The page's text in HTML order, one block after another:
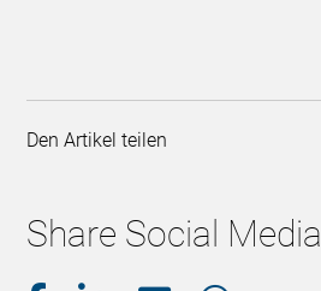
Den Artikel teilen
Share Social Media